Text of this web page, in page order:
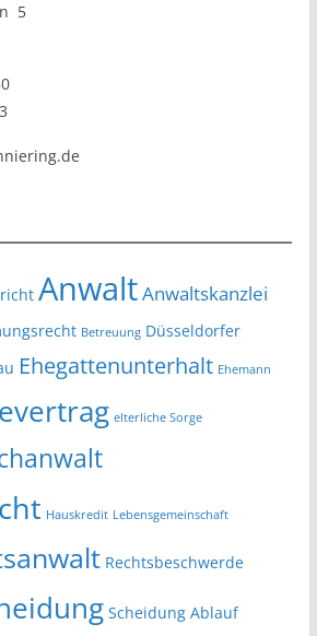
5
AnwaltAnwaltskanzlei
Betreuung Düsseldorfer
Ehegattenunterhalt Ehemann
elterliche Sorge
Hauskredit Lebensgemeinschaft
Rechtsbeschwerde
Scheidung Ablauf